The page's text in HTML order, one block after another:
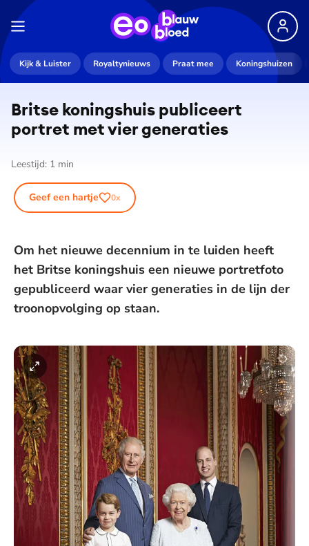
Kijk & Luister Royaltynieuws Praat mee Koningshuizen
Britse koningshuis publiceert
portret met vier generaties
Leestijd: 1 min
Geef een hartje 0x
Om het nieuwe decennium in te luiden heeft
het Britse koningshuis een nieuwe portretfoto
gepubliceerd waar vier generaties in de lijn der
troonopvolging op staan.